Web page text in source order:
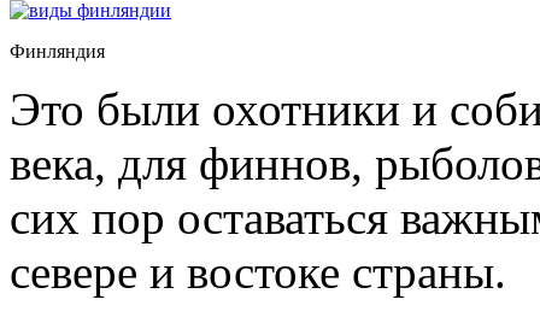
Финляндия
Это были охотники и
века, для финнов,
сих пор оставаться
севере и востоке страны.